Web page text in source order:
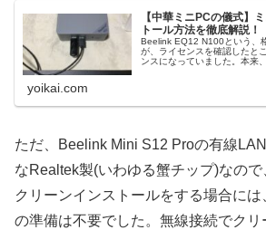
【中華ミニPCの儀式】
トール方法を徹底解説！
Beelink EQ12 N100という、
が、ライセンスを確認したと
ンスになっていました。本来
yoikai.com
ただ、Beelink Mini S12 Proの有線
なRealtek製(いわゆる蟹チップ)なの
クリーンインストールをする場合に
の準備は不要でした。無線接続でク